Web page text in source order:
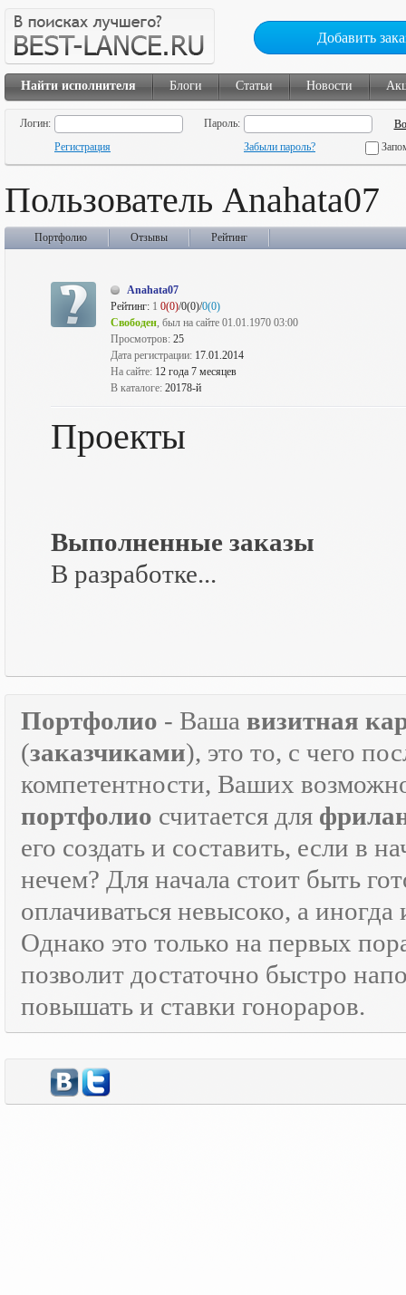
Добавить
Найти исполнителя Блоги Статьи Новости
Логин:
Пароль:
Регистрация
Забыли пароль?
Пользователь Anahata07
Портфолио Отзывы Рейтинг
Anahata07
Рейтинг: 1 0(0)/0(0)/0(0)
Свободен, был на сайте 01.01.1970 03:00
Просмотров: 25
Дата регистрации: 17.01.2014
На сайте: 12 года 7 месяцев
В каталоге: 20178-й
Проекты
Выполненные заказы
В разработке...
Портфолио - Ваша визитная
(заказчиками), это то, с чего
компетентности, Ваших
портфолио считается для
его создать и составить, если в
нечем? Для начала стоит быть
оплачиваться невысоко, а
Однако это только на первых
позволит достаточно быстро
повышать и ставки гонораров.